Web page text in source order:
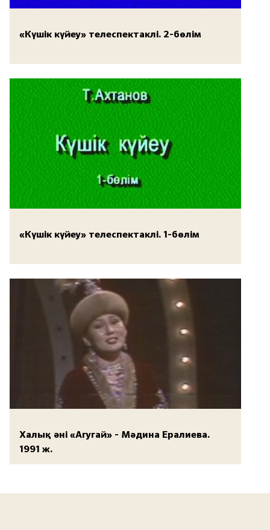
«Күшік күйеу» телеспектаклі. 2-бөлім
«Күшік күйеу» телеспектаклі. 1-бөлім
Халық әні «Агугай» - Мәдина Ералиева.
1991 ж.